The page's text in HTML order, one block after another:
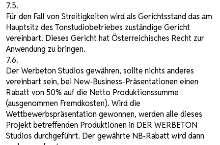
7.5.
Für den Fall von Streitigkeiten wird als Gerichtsstand das am
Hauptsitz des Tonstudiobetriebes zuständige Gericht
vereinbart. Dieses Gericht hat Österreichisches Recht zur
Anwendung zu bringen.
7.6.
Der Werbeton Studios gewähren, sollte nichts anderes
vereinbart sein, bei New-Business-Präsentationen einen
Rabatt von 50% auf die Netto Produktionssumme
(ausgenommen Fremdkosten). Wird die
Wettbewerbspräsentation gewonnen, werden alle dieses
Projekt betreffenden Produktionen in DER WERBETON
Studios durchgeführt. Der gewährte NB-Rabatt wird dann